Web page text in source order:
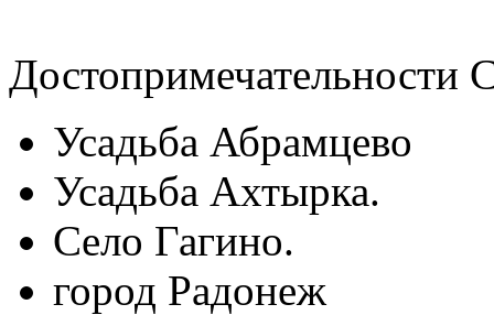
Достопримечательности
Усадьба Абрамцево
Усадьба Ахтырка.
Село Гагино.
город Радонеж